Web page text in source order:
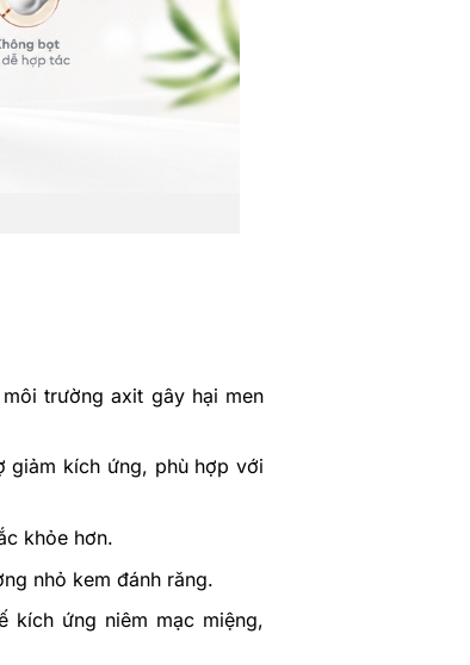
trường axit gây hại men
giảm kích ứng, phù hợp với
khỏe hơn.
nhỏ kem đánh răng.
kích ứng niêm mạc miệng,